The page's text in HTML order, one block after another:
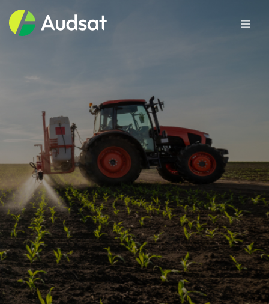
Sobre a Audsat
Mercados
Trabalhe conosco